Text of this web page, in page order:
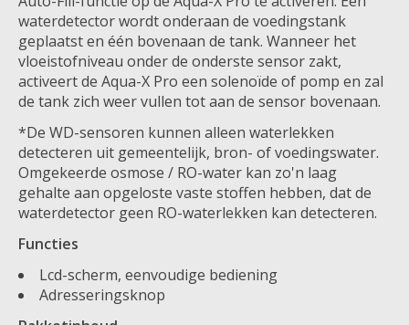
waterdetector wordt onderaan de voedingstank
geplaatst en één bovenaan de tank. Wanneer het
vloeistofniveau onder de onderste sensor zakt,
activeert de Aqua-X Pro een solenoïde of pomp en zal
de tank zich weer vullen tot aan de sensor bovenaan.
*De WD-sensoren kunnen alleen waterlekken
detecteren uit gemeentelijk, bron- of voedingswater.
Omgekeerde osmose / RO-water kan zo'n laag
gehalte aan opgeloste vaste stoffen hebben, dat de
waterdetector geen RO-waterlekken kan detecteren.
Functies
Lcd-scherm, eenvoudige bediening
Adresseringsknop